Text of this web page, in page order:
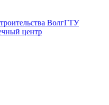
ВолгГТУ
центр